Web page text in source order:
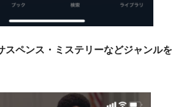
スペンス・ミステリーなどジャンルを